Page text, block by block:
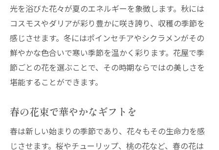
光を浴びた花々が夏のエネルギーを象徴します。秋には
コスモスやダリアが彩り豊かに咲き誇り、収穫の季節を
感じさせます。冬にはポインセチアやシクラメンがその
鮮やかな色合いで寒い季節を温かく彩ります。花屋で季
節ごとの花を選ぶことで、その時期ならではの美しさを
堪能することができます。
春の花束で華やかなギフトを
春は新しい始まりの季節であり、花々もその生命力を感
じさせます。桜やチューリップ、桃の花など、春の花は